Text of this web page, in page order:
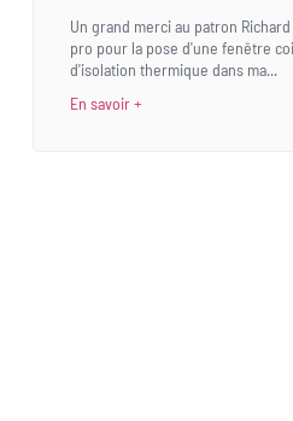
Un grand merci au patron
pro pour la pose d'une fenêtre
d'isolation thermique dans ma...
En savoir +